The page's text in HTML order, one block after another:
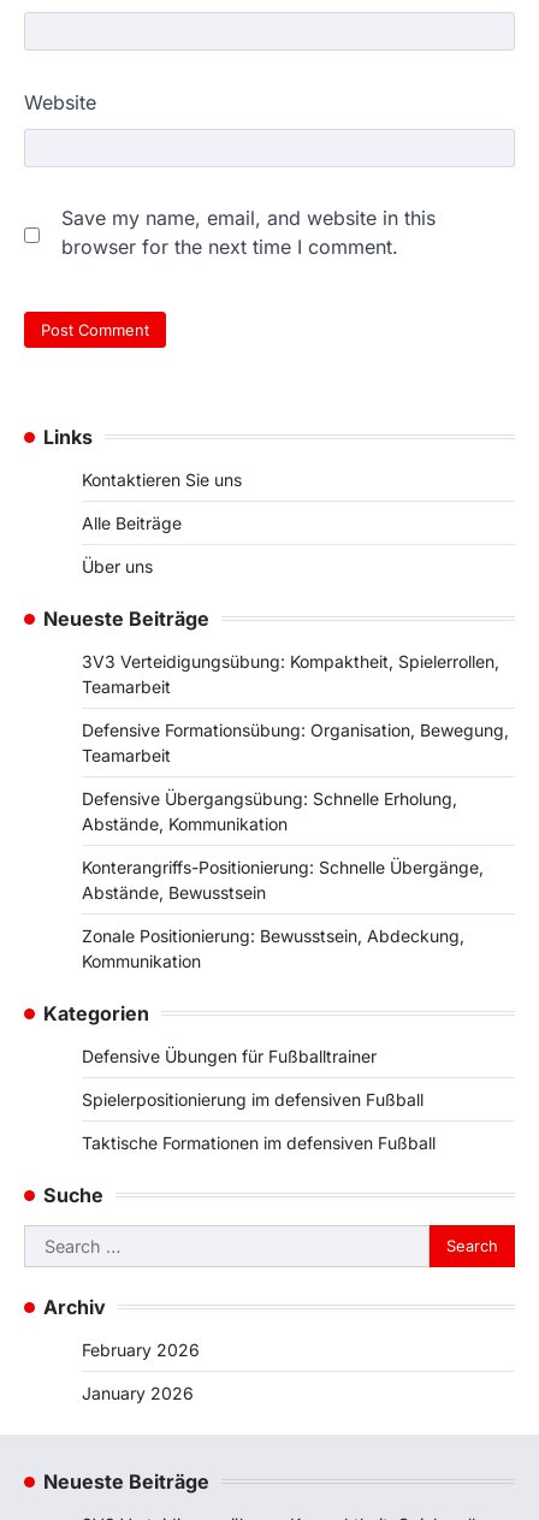
Website
Save my name, email, and website in this
browser for the next time I comment.
Links
Kontaktieren Sie uns
Alle Beiträge
Über uns
Neueste Beiträge
3V3 Verteidigungsübung: Kompaktheit, Spielerrollen,
Teamarbeit
Defensive Formationsübung: Organisation, Bewegung,
Teamarbeit
Defensive Übergangsübung: Schnelle Erholung,
Abstände, Kommunikation
Konterangriffs-Positionierung: Schnelle Übergänge,
Abstände, Bewusstsein
Zonale Positionierung: Bewusstsein, Abdeckung,
Kommunikation
Kategorien
Defensive Übungen für Fußballtrainer
Spielerpositionierung im defensiven Fußball
Taktische Formationen im defensiven Fußball
Suche
Search
for:
Archiv
February 2026
January 2026
Neueste Beiträge